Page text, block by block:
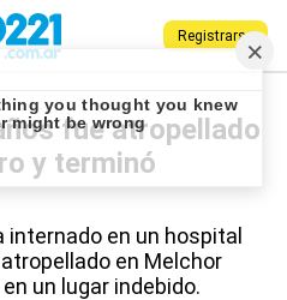
Registrarse
Romero
fue atropellado
y terminó
en un hospital
en Melchor
un lugar indebido.